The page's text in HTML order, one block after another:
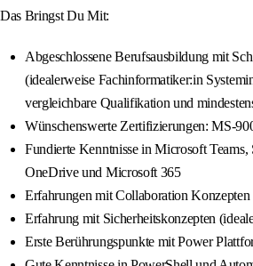
Das Bringst Du Mit:
Abgeschlossene Berufsausbildung mit
(idealerweise Fachinformatiker:in
vergleichbare Qualifikation und
Wünschenswerte Zertifizierungen: MS-
Fundierte Kenntnisse in Microsoft Teams,
OneDrive und Microsoft 365
Erfahrungen mit Collaboration
Erfahrung mit Sicherheitskonzepten
Erste Berührungspunkte mit Power